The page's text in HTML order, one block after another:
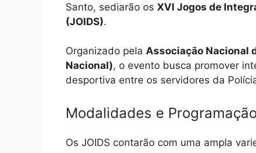
Santo, sediarão os XVI Jogos de
(JOIDS).
Organizado pela Associação Nacional
Nacional), o evento busca promover
desportiva entre os servidores da
Modalidades e Programação
Os JOIDS contarão com uma ampla